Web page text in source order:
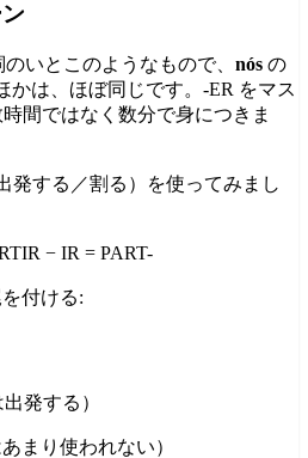
いとこのようなもので、 nós の
かは、ほぼ同じです。-ER をマス
間ではなく数分で身につきま
出発する／割る）を使ってみまし
− IR = PART-
付ける:
発する）
まり使われない）